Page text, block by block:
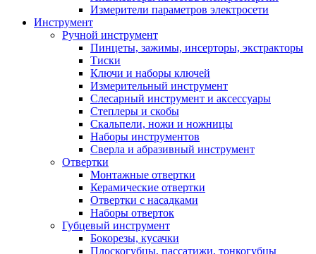
Измерители параметров электросети
Инструмент
Ручной инструмент
Пинцеты, зажимы, инсерторы, экстракторы
Тиски
Ключи и наборы ключей
Измерительный инструмент
Слесарный инструмент и аксессуары
Степлеры и скобы
Скальпели, ножи и ножницы
Наборы инструментов
Сверла и абразивный инструмент
Отвертки
Монтажные отвертки
Керамические отвертки
Отвертки с насадками
Наборы отверток
Губцевый инструмент
Бокорезы, кусачки
Плоскогубцы, пассатижи, тонкогубцы